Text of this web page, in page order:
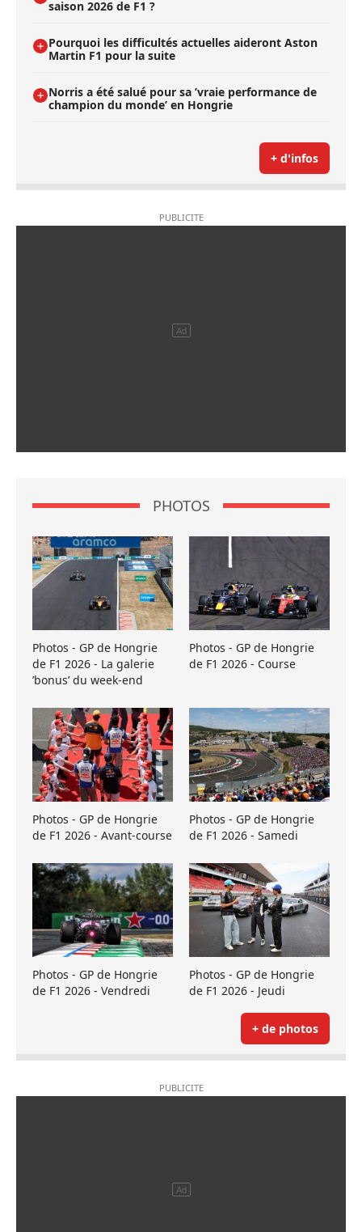
saison 2026 de F1 ?
Pourquoi les difficultés actuelles aideront Aston
Martin F1 pour la suite
Norris a été salué pour sa ’vraie performance de
champion du monde’ en Hongrie
+ d'infos
PHOTOS
Photos - GP de Hongrie
de F1 2026 - La galerie
’bonus’ du week-end
Photos - GP de Hongrie
de F1 2026 - Course
Photos - GP de Hongrie
de F1 2026 - Avant-course
Photos - GP de Hongrie
de F1 2026 - Samedi
Photos - GP de Hongrie
de F1 2026 - Vendredi
Photos - GP de Hongrie
de F1 2026 - Jeudi
+ de photos